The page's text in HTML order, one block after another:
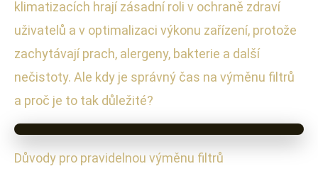
klimatizacích hrají zásadní roli v ochraně zdraví
uživatelů a v optimalizaci výkonu zařízení, protože
zachytávají prach, alergeny, bakterie a další
nečistoty. Ale kdy je správný čas na výměnu filtrů
a proč je to tak důležité?
Důvody pro pravidelnou výměnu filtrů